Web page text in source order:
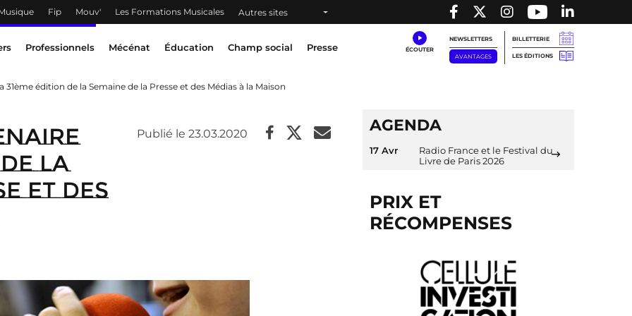
Fip Mouv' Les Formations Musicales Autres sites
Professionnels Mécénat Éducation Champ social Presse
NEWSLETTERS
AVANTAGES
BILLETTERIE
LES ÉDITIONS
31ème édition de la Semaine de la Presse et des Médias à la Maison
la
et des
Publié le 23.03.2020 AGENDA
17 Avr
Radio France et le Festival du
Livre de Paris 2026
PRIX ET
RÉCOMPENSES